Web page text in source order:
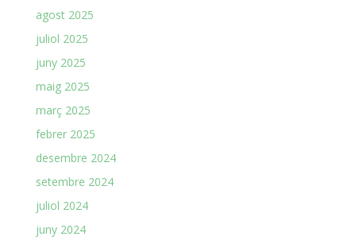
agost 2025
juliol 2025
juny 2025
maig 2025
març 2025
febrer 2025
desembre 2024
setembre 2024
juliol 2024
juny 2024